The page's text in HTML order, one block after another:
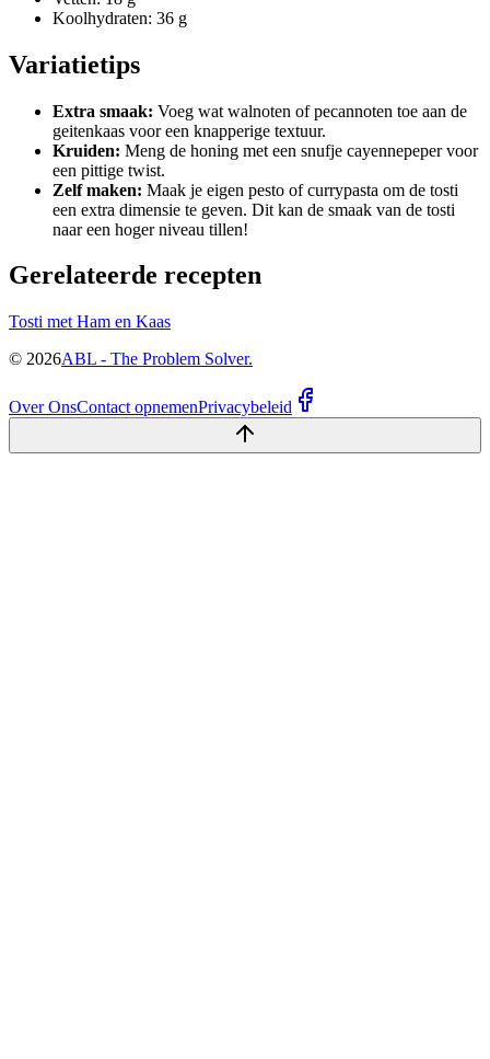
Koolhydraten: 36 g
Variatietips
Extra smaak: Voeg wat walnoten of pecannoten toe aan de
geitenkaas voor een knapperige textuur.
Kruiden: Meng de honing met een snufje cayennepeper voor
een pittige twist.
Zelf maken: Maak je eigen pesto of currypasta om de tosti
een extra dimensie te geven. Dit kan de smaak van de tosti
naar een hoger niveau tillen!
Gerelateerde recepten
Tosti met Ham en Kaas
© 2026ABL - The Problem Solver.
Over OnsContact opnemenPrivacybeleid